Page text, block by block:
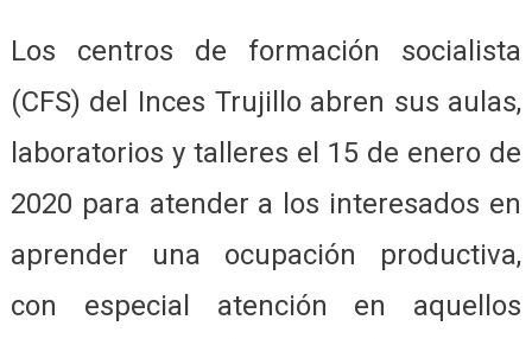
Los centros de formación socialista
(CFS) del Inces Trujillo abren sus aulas,
laboratorios y talleres el 15 de enero de
2020 para atender a los interesados en
aprender una ocupación productiva,
con especial atención en aquellos